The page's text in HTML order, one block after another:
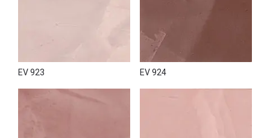
EV 923 EV 924